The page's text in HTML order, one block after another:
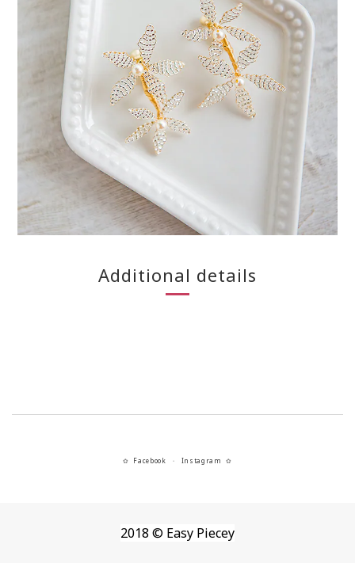
Additional details
✿ Facebook ・ Instagram ✿
2018 © Easy Piecey